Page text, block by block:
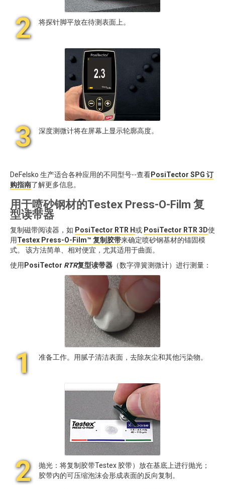
2 将探针脚平放在待测表面上。
3 深度测微计将在屏幕上显示轮廓高度。
DeFelsko 生产适合各种应用的不同型号--查看PosiTector SPG 订
购指南了解更多信息。
用于喷砂钢材的Testex Press-O-Film 复
型读带器
复制磁带阅读器，如 PosiTector RTR H或 PosiTector RTR 3D使
用Testex Press-O-Film™ 复制胶带来确定喷砂钢基材的锚固模
式。 该方法简单、相对便宜，尤其适用于曲面。
使用PosiTector RTR复型读带器 （数字弹簧测微计）进行测量：
1 准备工作。用腻子清洁表面，去除灰尘和其他污染物。
2
抛光：将复制胶带Testex 胶带）放在基底上进行抛光；
胶带内的可压缩泡沫会形成表面的反向复制。